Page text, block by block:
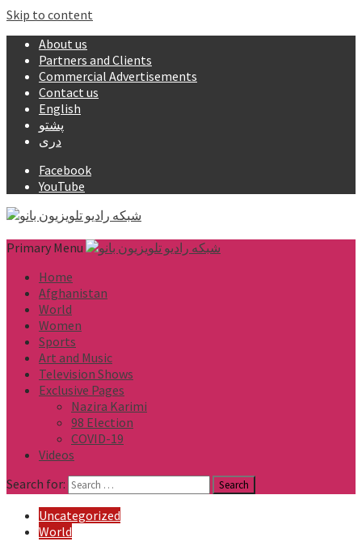
Skip to content
About us
Partners and Clients
Commercial Advertisements
Contact us
English
پشتو
دری
Facebook
YouTube
Primary Menu
Home
Afghanistan
World
Women
Sports
Art and Music
Television Shows
Exclusive Pages
Nazira Karimi
98 Election
COVID-19
Videos
Search for:
Uncategorized
World